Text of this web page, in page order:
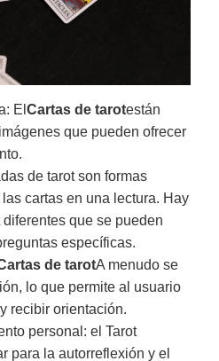
ElCartas de tarotestán
que pueden ofrecer
de tarot son formas
cartas en una lectura. Hay
que se pueden
específicas.
de tarotA menudo se
lo que permite al usuario
recibir orientación.
personal: el Tarot
para la autorreflexión y el